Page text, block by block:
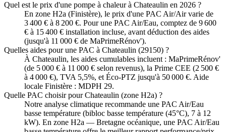
Quel est le prix d'une pompe à chaleur à Chateaulin en 2026 ?
En zone H2a (Finistère), le prix d'une PAC Air/Air varie de
3 400 € à 8 200 €. Pour une PAC Air/Eau, comptez de 9 600
€ à 15 400 € installation incluse, avant déduction des aides
(jusqu'à 11 000 € de MaPrimeRénov').
Quelles aides pour une PAC à Chateaulin (29150) ?
À Chateaulin, les aides cumulables incluent : MaPrimeRénov'
(de 5 000 € à 11 000 € selon revenus), la Prime CEE (2 500 €
à 4 000 €), TVA 5,5%, et Éco-PTZ jusqu'à 50 000 €. Aide
locale Finistère : MDPH 29.
Quelle PAC choisir pour Chateaulin (zone H2a) ?
Notre analyse climatique recommande une PAC Air/Eau
basse température (bibloc basse température (45°C), 7 à 12
kW). En zone H2a — Bretagne océanique, une PAC Air/Eau